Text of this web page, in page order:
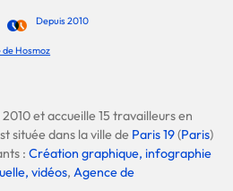
Depuis 2010
Hosmoz
et accueille 15 travailleurs en
située dans la ville de Paris 19(Paris)
: Création graphique, infographie
vidéos, Agence de